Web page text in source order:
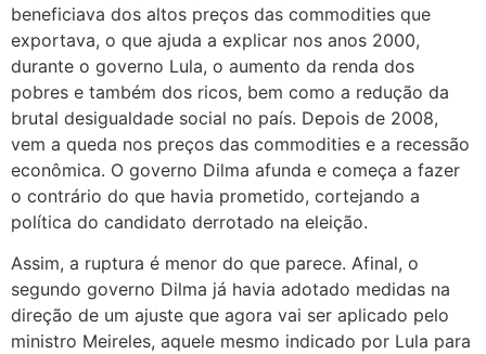
beneficiava dos altos preços das commodities que
exportava, o que ajuda a explicar nos anos 2000,
durante o governo Lula, o aumento da renda dos
pobres e também dos ricos, bem como a redução da
brutal desigualdade social no país. Depois de 2008,
vem a queda nos preços das commodities e a recessão
econômica. O governo Dilma afunda e começa a fazer
o contrário do que havia prometido, cortejando a
política do candidato derrotado na eleição.
Assim, a ruptura é menor do que parece. Afinal, o
segundo governo Dilma já havia adotado medidas na
direção de um ajuste que agora vai ser aplicado pelo
ministro Meireles, aquele mesmo indicado por Lula para